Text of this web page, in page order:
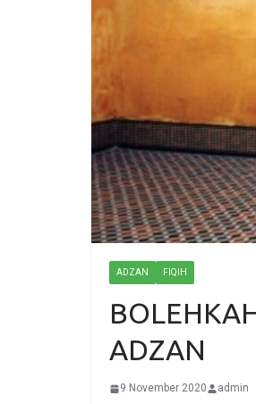
ADZAN FIQIH
ADZAN
9 November 2020 admin